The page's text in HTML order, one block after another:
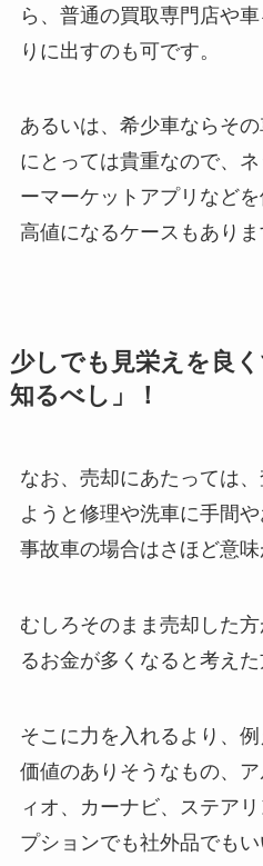
ら、普通の買取専門店や
りに出すのも可です。
あるいは、希少車ならそ
にとっては貴重なので、
ーマーケットアプリなど
高値になるケースもありま
少しでも見栄えを良
知るべし」！
なお、売却にあたっては
ようと修理や洗車に手間や
事故車の場合はさほど意味
むしろそのまま売却した
るお金が多くなると考えた
そこに力を入れるより、
価値のありそうなもの、
ィオ、カーナビ、ステア
プションでも社外品でも